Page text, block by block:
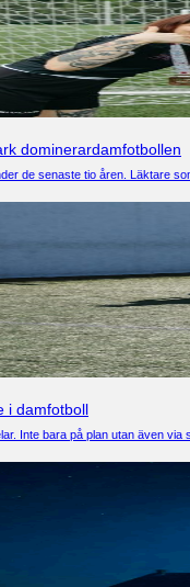
dominerardamfotbollen
de senaste tio åren. Läktare
i damfotboll
Inte bara på plan utan även